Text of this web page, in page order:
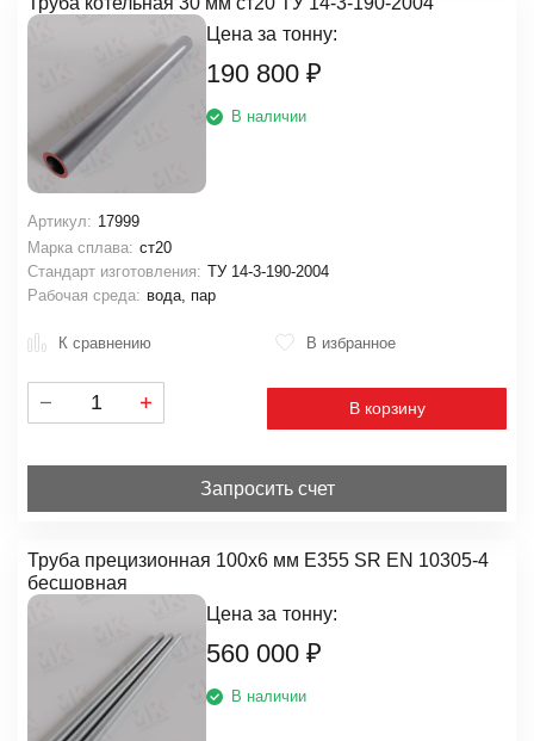
Цена за тонну:
190 800 ₽
В наличии
Артикул: 17999
Марка сплава: ст20
Стандарт изготовления: ТУ 14-3-190-2004
Рабочая среда: вода, пар
К сравнению В избранное
В корзину
Запросить счет
Труба прецизионная 100х6 мм E355 SR EN 10305-4
бесшовная
Цена за тонну:
560 000 ₽
В наличии